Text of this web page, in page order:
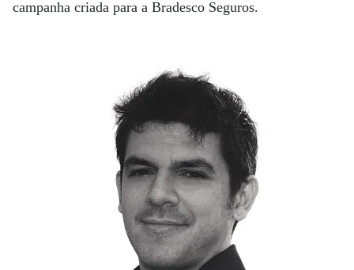
campanha criada para a Bradesco Seguros.